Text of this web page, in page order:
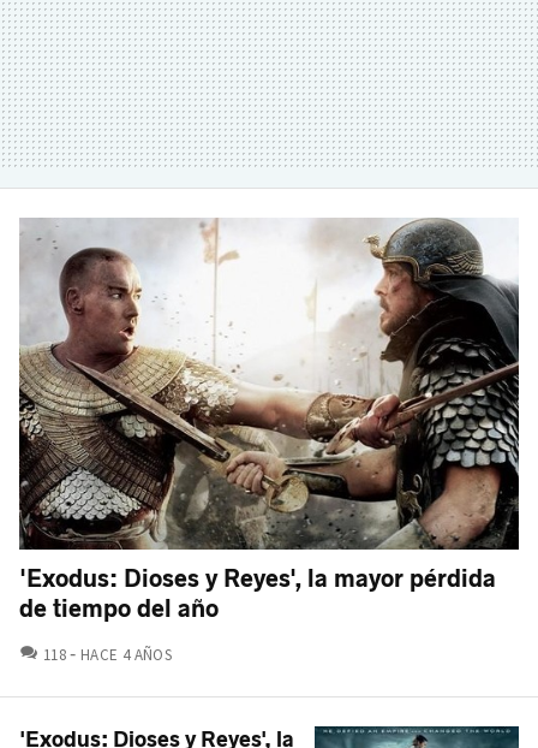
'Exodus: Dioses y Reyes', la mayor pérdida
de tiempo del año
118COMENTARIOS
HACE 4 AÑOS
'Exodus: Dioses y Reyes', la